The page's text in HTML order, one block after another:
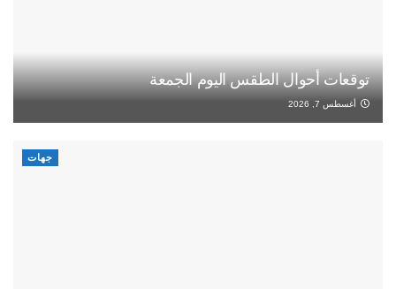
توقعات أحوال الطقس اليوم الجمعة
أغسطس 7, 2026
جهات